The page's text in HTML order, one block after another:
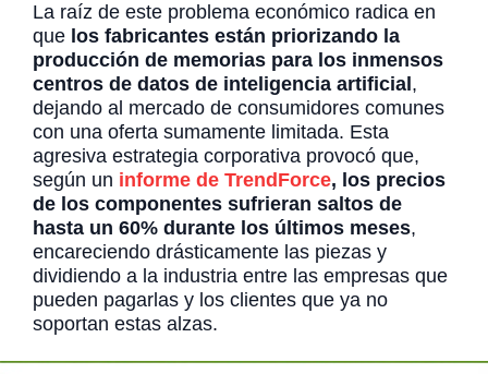
La raíz de este problema económico radica en
que los fabricantes están priorizando la
producción de memorias para los inmensos
centros de datos de inteligencia artificial ,
dejando al mercado de consumidores comunes
con una oferta sumamente limitada. Esta
agresiva estrategia corporativa provocó que,
según un informe de TrendForce, los precios
de los componentes sufrieran saltos de
hasta un 60% durante los últimos meses,
encareciendo drásticamente las piezas y
dividiendo a la industria entre las empresas que
pueden pagarlas y los clientes que ya no
soportan estas alzas.